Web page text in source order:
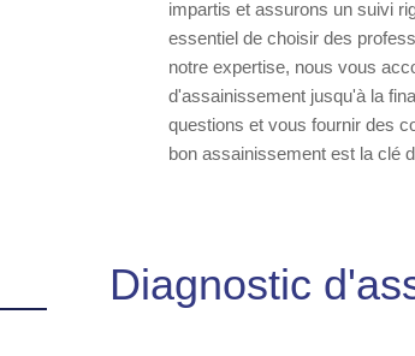
impartis et assurons un suivi
essentiel de choisir des
notre expertise, nous vous
d'assainissement jusqu'à la
questions et vous fournir des
bon assainissement est la clé
Diagnostic